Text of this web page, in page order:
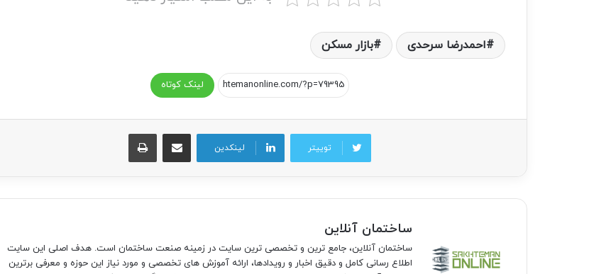
احمدرضا سرحدی بازار مسکن
لینک کوتاه
توییتر لینکدین
اشتراک گذاری از طریق ایمیل چاپ
ساختمان آنلاین
ساختمان آنلاین، جامع ترین و تخصصی ترین سایت در زمینه صنعت ساختمان است. هدف اصلی این سایت
اطلاع رسانی کامل و دقیق اخبار و رویدادها، ارائه آموزش های تخصصی و مورد نیاز این حوزه و معرفی برترین